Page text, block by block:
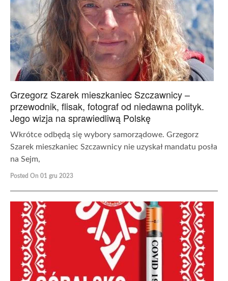
Grzegorz Szarek mieszkaniec Szczawnicy –
przewodnik, flisak, fotograf od niedawna polityk.
Jego wizja na sprawiedliwą Polskę
Wkrótce odbędą się wybory samorządowe. Grzegorz
Szarek mieszkaniec Szczawnicy nie uzyskał mandatu posła
na Sejm,
Posted On 01 gru 2023